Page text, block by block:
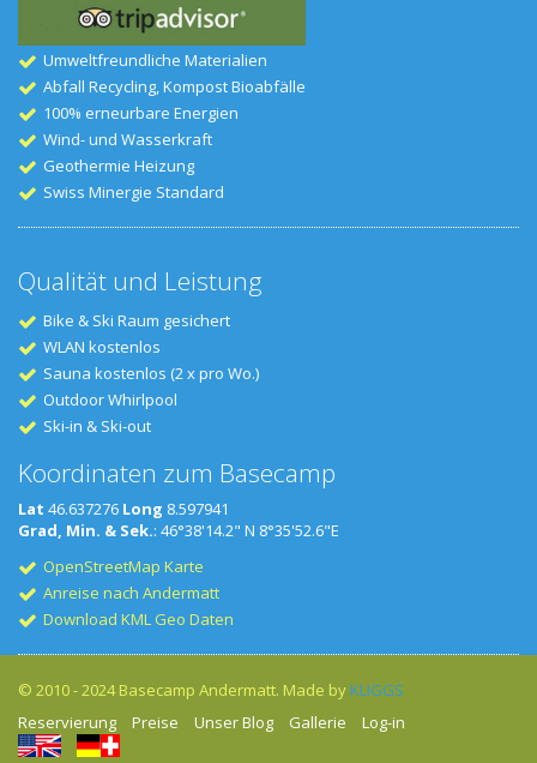
Umweltfreundliche Materialien
Abfall Recycling, Kompost Bioabfälle
100% erneurbare Energien
Wind- und Wasserkraft
Geothermie Heizung
Swiss Minergie Standard
Qualität und Leistung
Bike & Ski Raum gesichert
WLAN kostenlos
Sauna kostenlos (2 x pro Wo.)
Outdoor Whirlpool
Ski-in & Ski-out
Koordinaten zum Basecamp
Lat 46.637276 Long 8.597941
Grad, Min. & Sek.: 46°38'14.2" N 8°35'52.6"E
OpenStreetMap Karte
Anreise nach Andermatt
Download KML Geo Daten
© 2010 - 2024 Basecamp Andermatt. Made by KLIGGS
Reservierung
Preise Unser Blog Gallerie Log-in